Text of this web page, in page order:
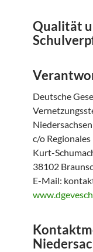
Qualität
Deutsche
Niedersachsen
c/o
Kurt-
38102
E-Mail: